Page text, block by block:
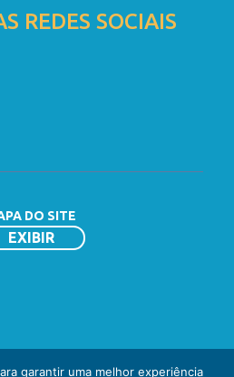
REDES SOCIAIS
DO SITE
garantir uma melhor experiência